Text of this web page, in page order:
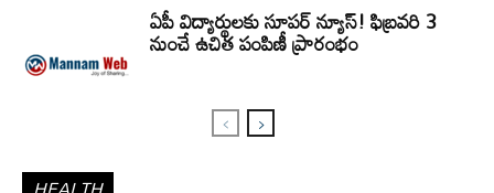
ఏపీ విద్యార్థులకు సూపర్ న్యూస్! ఫిబ్రవరి 3
నుంచే ఉచిత పంపిణీ ప్రారంభం